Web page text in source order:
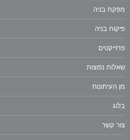
מפקח בניה
פיקוח בניה
פרוייקטים
שאלות נפוצות
מן העיתונות
בלוג
צור קשר